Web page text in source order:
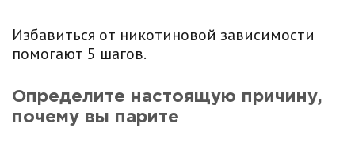
Избавиться от никотиновой зависимости
помогают 5 шагов.
Определите настоящую причину,
почему вы парите